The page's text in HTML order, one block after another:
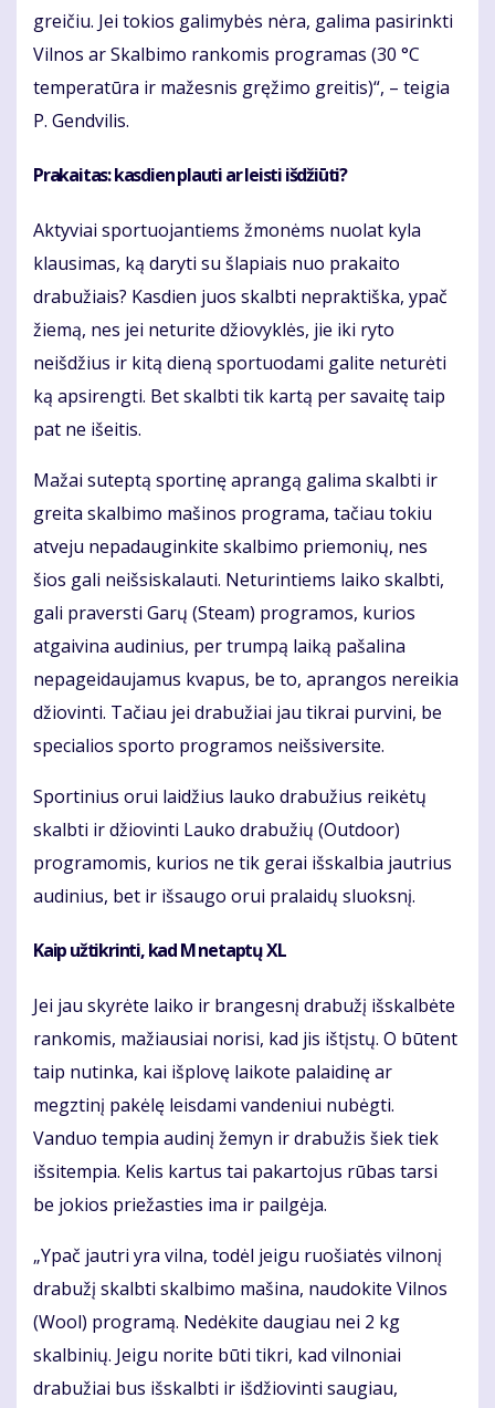
greičiu. Jei tokios galimybės nėra, galima pasirinkti
Vilnos ar Skalbimo rankomis programas (30 °C
temperatūra ir mažesnis gręžimo greitis)“, – teigia
P. Gendvilis.
Prakaitas: kasdien plauti ar leisti išdžiūti?
Aktyviai sportuojantiems žmonėms nuolat kyla
klausimas, ką daryti su šlapiais nuo prakaito
drabužiais? Kasdien juos skalbti nepraktiška, ypač
žiemą, nes jei neturite džiovyklės, jie iki ryto
neišdžius ir kitą dieną sportuodami galite neturėti
ką apsirengti. Bet skalbti tik kartą per savaitę taip
pat ne išeitis.
Mažai suteptą sportinę aprangą galima skalbti ir
greita skalbimo mašinos programa, tačiau tokiu
atveju nepadauginkite skalbimo priemonių, nes
šios gali neišsiskalauti. Neturintiems laiko skalbti,
gali praversti Garų (Steam) programos, kurios
atgaivina audinius, per trumpą laiką pašalina
nepageidaujamus kvapus, be to, aprangos nereikia
džiovinti. Tačiau jei drabužiai jau tikrai purvini, be
specialios sporto programos neišsiversite.
Sportinius orui laidžius lauko drabužius reikėtų
skalbti ir džiovinti Lauko drabužių (Outdoor)
programomis, kurios ne tik gerai išskalbia jautrius
audinius, bet ir išsaugo orui pralaidų sluoksnį.
Kaip užtikrinti, kad M netaptų XL
Jei jau skyrėte laiko ir brangesnį drabužį išskalbėte
rankomis, mažiausiai norisi, kad jis ištįstų. O būtent
taip nutinka, kai išplovę laikote palaidinę ar
megztinį pakėlę leisdami vandeniui nubėgti.
Vanduo tempia audinį žemyn ir drabužis šiek tiek
išsitempia. Kelis kartus tai pakartojus rūbas tarsi
be jokios priežasties ima ir pailgėja.
„Ypač jautri yra vilna, todėl jeigu ruošiatės vilnonį
drabužį skalbti skalbimo mašina, naudokite Vilnos
(Wool) programą. Nedėkite daugiau nei 2 kg
skalbinių. Jeigu norite būti tikri, kad vilnoniai
drabužiai bus išskalbti ir išdžiovinti saugiau,